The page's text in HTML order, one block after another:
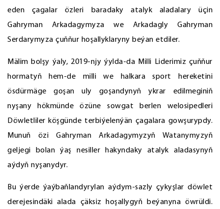
eden çagalar özleri baradaky atalyk aladalary üçin
Gahryman Arkadagymyza we Arkadagly Gahryman
Serdarymyza çuňňur hoşallyklaryny beýan etdiler.
Mälim bolşy ýaly, 2019-njy ýylda-da Milli Liderimiz çuňňur
hormatyň hem-de milli we halkara sport hereketini
ösdürmäge goşan uly goşandynyň ykrar edilmeginiň
nyşany hökmünde özüne sowgat berlen welosipedleri
Döwletliler köşgünde terbiýelenýän çagalara gowşurypdy.
Munuň özi Gahryman Arkadagymyzyň Watanymyzyň
geljegi bolan ýaş nesiller hakyndaky atalyk aladasynyň
aýdyň nyşanydyr.
Bu ýerde ýaýbaňlandyrylan aýdym-sazly çykyşlar döwlet
derejesindäki alada çäksiz hoşallygyň beýanyna öwrüldi.